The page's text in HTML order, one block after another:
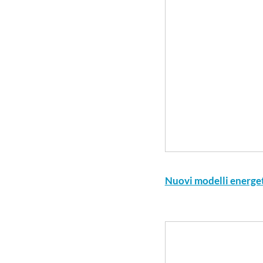
Nuovi modelli